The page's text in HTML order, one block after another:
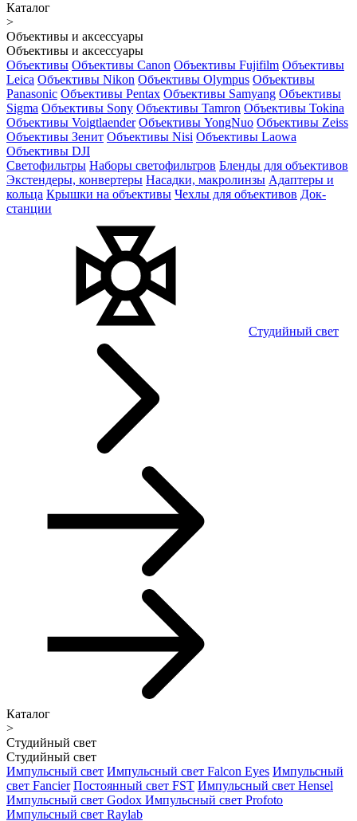
Каталог
>
Объективы и аксессуары
Объективы и аксессуары
Объективы Объективы Canon Объективы Fujifilm Объективы
Leica Объективы Nikon Объективы Olympus Объективы
Panasonic Объективы Pentax Объективы Samyang Объективы
Sigma Объективы Sony Объективы Tamron Объективы Tokina
Объективы Voigtlaender Объективы YongNuo Объективы Zeiss
Объективы Зенит Объективы Nisi Объективы Laowa
Объективы DJI
Светофильтры Наборы светофильтров Бленды для объективов
Экстендеры, конвертеры Насадки, макролинзы Адаптеры и
кольца Крышки на объективы Чехлы для объективов Док-
станции
Студийный свет
Каталог
>
Студийный свет
Студийный свет
Импульсный свет Импульсный свет Falcon Eyes Импульсный
свет Fancier Постоянный свет FST Импульсный свет Hensel
Импульсный свет Godox Импульсный свет Profoto
Импульсный свет Raylab